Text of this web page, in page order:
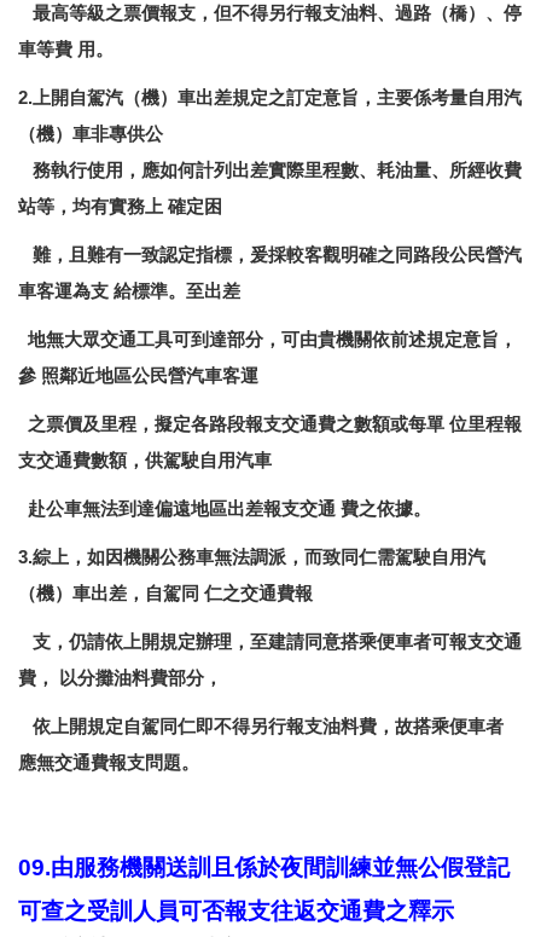
最高等級之票價報支，但不得另行報支油料、過路（橋）、停
車等費 用。
2.上開自駕汽（機）車出差規定之訂定意旨，主要係考量自用汽
（機）車非專供公
務執行使用，應如何計列出差實際里程數、耗油量、所經收費
站等，均有實務上 確定困
難，且難有一致認定指標，爰採較客觀明確之同路段公民營汽
車客運為支 給標準。至出差
地無大眾交通工具可到達部分，可由貴機關依前述規定意旨，
參 照鄰近地區公民營汽車客運
之票價及里程，擬定各路段報支交通費之數額或每單 位里程報
支交通費數額，供駕駛自用汽車
赴公車無法到達偏遠地區出差報支交通 費之依據。
3.綜上，如因機關公務車無法調派，而致同仁需駕駛自用汽
（機）車出差，自駕同 仁之交通費報
支，仍請依上開規定辦理，至建請同意搭乘便車者可報支交通
費， 以分攤油料費部分，
依上開規定自駕同仁即不得另行報支油料費，故搭乘便車者
應無交通費報支問題。
09.由服務機關送訓且係於夜間訓練並無公假登記
可查之受訓人員可否報支往返交通費之釋示